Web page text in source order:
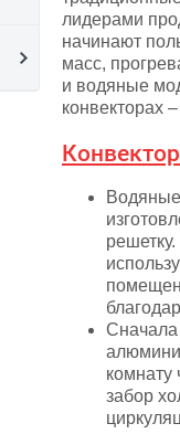
лидерами
начинают
масс,
и водяные
конвекторах
Сначала
комнату
забор